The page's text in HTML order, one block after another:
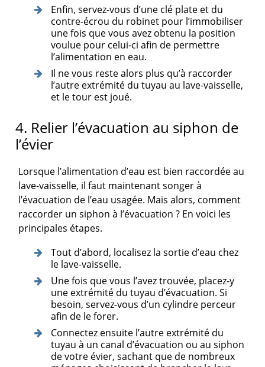
Enfin, servez-vous d’une clé plate et du
contre-écrou du robinet pour l’immobiliser
une fois que vous avez obtenu la position
voulue pour celui-ci afin de permettre
l’alimentation en eau.
Il ne vous reste alors plus qu’à raccorder
l’autre extrémité du tuyau au lave-vaisselle,
et le tour est joué.
4. Relier l’évacuation au siphon de
l’évier
Lorsque l’alimentation d’eau est bien raccordée au
lave-vaisselle, il faut maintenant songer à
l’évacuation de l’eau usagée. Mais alors, comment
raccorder un siphon à l’évacuation ? En voici les
principales étapes.
Tout d’abord, localisez la sortie d’eau chez
le lave-vaisselle.
Une fois que vous l’avez trouvée, placez-y
une extrémité du tuyau d’évacuation. Si
besoin, servez-vous d’un cylindre perceur
afin de le forer.
Connectez ensuite l’autre extrémité du
tuyau à un canal d’évacuation ou au siphon
de votre évier, sachant que de nombreux